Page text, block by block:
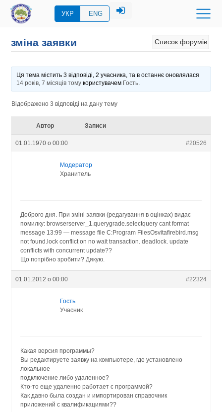
УКР ENG
Список форумів
зміна заявки
Ця тема містить 3 відповіді, 2 учасника, та в останнє оновлялася
14 років, 7 місяців томукористувачем Гость.
Відображено 3 відповіді на дану тему
Автор Записи
01.01.1970 о 00:00 #20526
Модератор
Хранитель
Доброго дня. При зміні заявки (редагування в оцінках) видає
помилку: browserserver_1.querygrade.selectquery cant format
message 13:99 — message file C:Program FilesOsvitafirebird.msg
not found.lock conflict on no wait transaction. deadlock. update
conflicts with concurrent update??
Що потрібно зробити? Дякую.
01.01.2012 о 00:00 #22324
Гость
Учасник
Какая версия программы?
Вы редактируете заявку на компьютере, где установлено
локальное
подключение либо удаленное?
Кто-то еще удаленно работает с программой?
Как давно была создан и импортирован справочник
приложений с квалификациями??